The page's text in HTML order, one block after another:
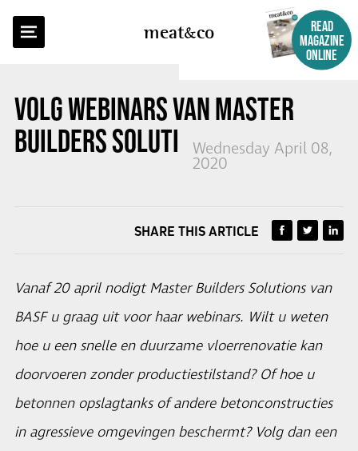
meatco
READ
MAGAZINE
ONLINE
VOLG WEBINARS VAN MASTER
BUILDERS SOLUTIONS VAN BASF
Wednesday April 08,
2020
BACK TO OVERVIEW
SHARE THIS ARTICLE
Vanaf 20 april nodigt Master Builders Solutions van
BASF u graag uit voor haar webinars. Wilt u weten
hoe u een snelle en duurzame vloerrenovatie kan
doorvoeren zonder productiestilstand? Of hoe u
betonnen opslagtanks of andere betonconstructies
in agressieve omgevingen beschermt? Volg dan een